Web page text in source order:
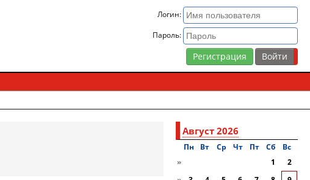
Логин:
Пароль:
Регистрация
Август 2026
Пн Вт Ср Чт Пт Сб
Вc
»
1
2